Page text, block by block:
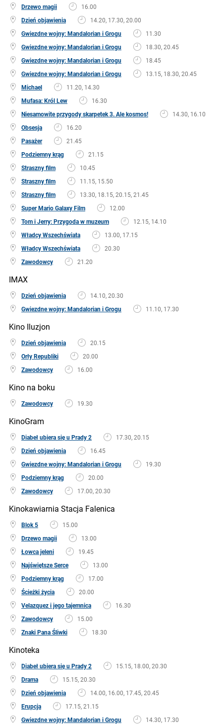
Drzewo magii
16.00
Dzień objawienia
14.20, 17.30, 20.00
Gwiezdne wojny: Mandalorian i Grogu
11.30
Gwiezdne wojny: Mandalorian i Grogu
18.30, 20.45
Gwiezdne wojny: Mandalorian i Grogu
18.45
Gwiezdne wojny: Mandalorian i Grogu
13.15, 18.30, 20.45
Michael
11.20, 14.30
Mufasa: Król Lew
16.30
Niesamowite przygody skarpetek 3. Ale kosmos!
14.30, 16.10
Obsesja
16.20
Pasażer
21.45
Podziemny krąg
21.15
Straszny film
10.45
Straszny film
11.15, 15.50
Straszny film
13.30, 18.15, 20.15, 21.45
Super Mario Galaxy Film
12.00
Tom i Jerry: Przygoda w muzeum
12.15, 14.10
Władcy Wszechświata
13.00, 17.15
Władcy Wszechświata
20.30
Zawodowcy
21.20
IMAX
Dzień objawienia
14.10, 20.30
Gwiezdne wojny: Mandalorian i Grogu
11.10, 17.30
Kino Iluzjon
Dzień objawienia
20.15
Orły Republiki
20.00
Zawodowcy
16.00
Kino na boku
Zawodowcy 19.30
KinoGram
Diabeł ubiera się u Prady 2
17.30, 20.15
Dzień objawienia
16.45
Gwiezdne wojny: Mandalorian i Grogu
19.30
Podziemny krąg
20.00
Zawodowcy
17.00, 20.30
Kinokawiarnia Stacja Falenica
Blok 5
15.00
Drzewo magii
13.00
Łowca jeleni
19.45
Najświętsze Serce
13.00
Podziemny krąg
17.00
Ścieżki życia
20.00
Velazquez i jego tajemnica
16.30
Zawodowcy
15.00
Znaki Pana Śliwki
18.30
Kinoteka
Diabeł ubiera się u Prady 2
15.15, 18.00, 20.30
Drama
15.15, 20.30
Dzień objawienia
14.00, 16.00, 17.45, 20.45
Erupcja
17.15, 21.15
Gwiezdne wojny: Mandalorian i Grogu
14.30, 17.30